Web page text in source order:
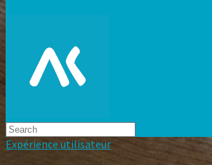
Expérience utilisateur